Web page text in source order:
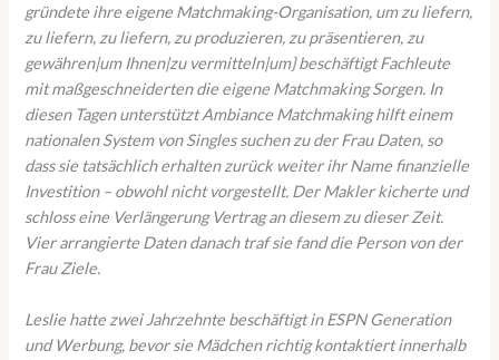
gründete ihre eigene Matchmaking-Organisation, um zu liefern,
zu liefern, zu liefern, zu produzieren, zu präsentieren, zu
gewähren|um Ihnen|zu vermitteln|um} beschäftigt Fachleute
mit maßgeschneiderten die eigene Matchmaking Sorgen. In
diesen Tagen unterstützt Ambiance Matchmaking hilft einem
nationalen System von Singles suchen zu der Frau Daten, so
dass sie tatsächlich erhalten zurück weiter ihr Name finanzielle
Investition – obwohl nicht vorgestellt. Der Makler kicherte und
schloss eine Verlängerung Vertrag an diesem zu dieser Zeit.
Vier arrangierte Daten danach traf sie fand die Person von der
Frau Ziele.
Leslie hatte zwei Jahrzehnte beschäftigt in ESPN Generation
und Werbung, bevor sie Mädchen richtig kontaktiert innerhalb